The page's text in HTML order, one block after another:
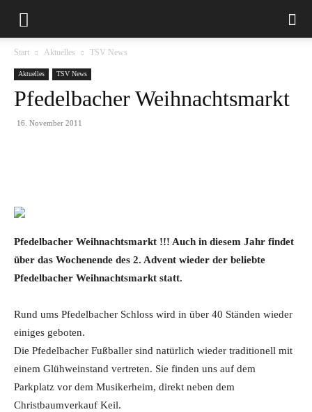
Start Aktuelles TSV News
Aktuelles TSV News
Pfedelbacher Weihnachtsmarkt
16. November 2011
Pfedelbacher Weihnachtsmarkt !!! Auch in diesem Jahr findet
über das Wochenende des 2. Advent wieder der beliebte
Pfedelbacher Weihnachtsmarkt statt.
Rund ums Pfedelbacher Schloss wird in über 40 Ständen wieder
einiges geboten.
Die Pfedelbacher Fußballer sind natürlich wieder traditionell mit
einem Glühweinstand vertreten. Sie finden uns auf dem
Parkplatz vor dem Musikerheim, direkt neben dem
Christbaumverkauf Keil.